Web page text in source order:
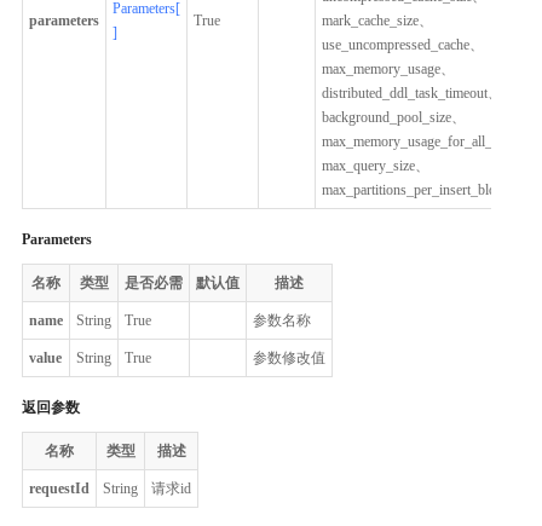
parameters
Parameters[
]
True
mark_cache_size、
use_uncompressed_cache、
max_memory_usage、
distributed_ddl_task_timeout、
background_pool_size、
max_memory_usage_for_all_queries
max_query_size、
max_partitions_per_insert_block
Parameters
名称 类型 是否必需 默认值 描述
name String True 参数名称
value String True 参数修改值
返回参数
名称 类型 描述
requestId String 请求id